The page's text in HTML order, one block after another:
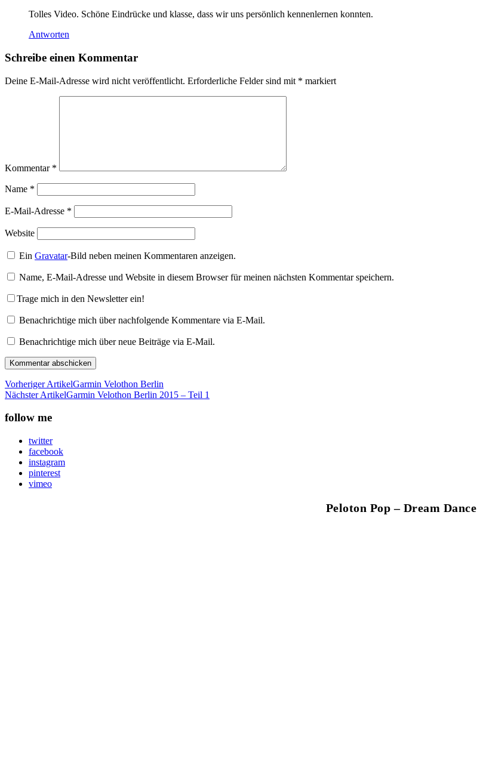
Tolles Video. Schöne Eindrücke und klasse, dass wir uns persönlich kennenlernen konnten.
Antworten
Schreibe einen Kommentar
Deine E-Mail-Adresse wird nicht veröffentlicht. Erforderliche Felder sind mit * markiert
Kommentar *
Name *
E-Mail-Adresse *
Website
EinGravatar-Bild neben meinen Kommentaren anzeigen.
Name, E-Mail-Adresse und Website in diesem Browser für meinen nächsten Kommentar speichern.
Trage mich in den Newsletter ein!
Benachrichtige mich über nachfolgende Kommentare via E-Mail.
Benachrichtige mich über neue Beiträge via E-Mail.
Vorheriger ArtikelGarmin Velothon Berlin
Nächster ArtikelGarmin Velothon Berlin 2015 – Teil 1
follow me
twitter
facebook
instagram
pinterest
vimeo
Peloton Pop – Dream Dance